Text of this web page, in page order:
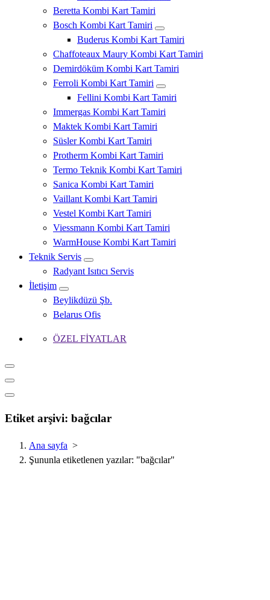
Beretta Kombi Kart Tamiri
Bosch Kombi Kart Tamiri
Buderus Kombi Kart Tamiri
Chaffoteaux Maury Kombi Kart Tamiri
Demirdöküm Kombi Kart Tamiri
Ferroli Kombi Kart Tamiri
Fellini Kombi Kart Tamiri
Immergas Kombi Kart Tamiri
Maktek Kombi Kart Tamiri
Süsler Kombi Kart Tamiri
Protherm Kombi Kart Tamiri
Termo Teknik Kombi Kart Tamiri
Sanica Kombi Kart Tamiri
Vaillant Kombi Kart Tamiri
Vestel Kombi Kart Tamiri
Viessmann Kombi Kart Tamiri
WarmHouse Kombi Kart Tamiri
Teknik Servis
Radyant Isıtıcı Servis
İletişim
Beylikdüzü Şb.
Belarus Ofis
ÖZEL FİYATLAR
Etiket arşivi: bağcılar
Ana sayfa >
Şununla etiketlenen yazılar: "bağcılar"